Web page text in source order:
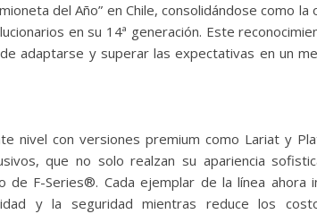
del Año” en Chile, consolidándose como la
en su 14ª generación. Este
adaptarse y superar las expectativas en un
nivel con versiones premium como Lariat y
que no solo realzan su apariencia
F-Series®. Cada ejemplar de la línea ahora
y la seguridad mientras reduce los